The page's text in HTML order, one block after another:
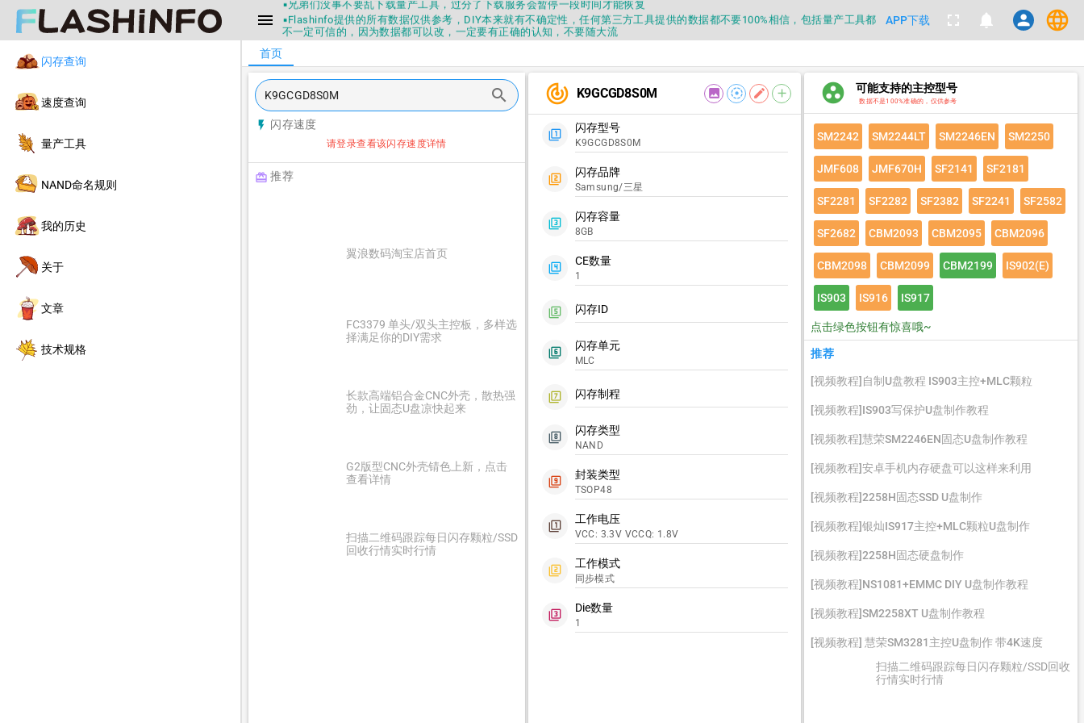
menu
▪兄弟们没事不要乱下载量产工具，过分了下载服务会暂停一段时间才能恢复
▪Flashinfo提供的所有数据仅供参考，DIY本来就有不确定性，任何第三方工具提供的数据都不要100%相信，包括量产工具都
不一定可信的，因为数据都可以改，一定要有正确的认知，不要随大流
▪兄弟们没事不要乱下载量产工具，过分了下载服务会暂停一段时间才能恢复
▪Flashinfo提供的所有数据仅供参考，DIY本来就有不确定性，任何第三方工具提供的数据都不要100%相信，包括量产工具都
不一定可信的，因为数据都可以改，一定要有正确的认知，不要随大流
▪如果发现数据有错误，或者存在误导，欢迎积极反馈，Flashinfo尽量维护最正确的指导性数据
▪Flashinfo APP更新技术规格和量产工具标签啦，使用更加丝滑，快点击下载吧
APP下载 fullscreen notifications person language
闪存查询
速度查询
量产工具
NAND命名规则
我的历史
关于
文章
技术规格
search
flash_on 闪存速度
请登录查看该闪存速度详情
redeem 推荐
翼浪数码淘宝店首页
FC3379 单头/双头主控板，多样选
择满足你的DIY需求
长款高端铝合金CNC外壳，散热强
劲，让固态U盘凉快起来
G2版型CNC外壳锖色上新，点击
查看详情
扫描二维码跟踪每日闪存颗粒/SSD
回收行情实时行情
track_changes K9GCGD8S0M image filter_tilt_shift edit add
filter_1
闪存型号
K9GCGD8S0M
filter_2
闪存品牌
Samsung/三星
filter_3
闪存容量
8GB
filter_4
CE数量
1
filter_5 闪存ID
filter_6
闪存单元
MLC
filter_7 闪存制程
filter_8
闪存类型
NAND
filter_9
封装类型
TSOP48
filter_1
工作电压
VCC: 3.3V VCCQ: 1.8V
filter_2
工作模式
同步模式
filter_3
Die数量
1
group_work 可能支持的主控型号
数据不是100%准确的，仅供参考
SM2242 SM2244LT SM2246EN SM2250
JMF608 JMF670H SF2141 SF2181
SF2281 SF2282 SF2382 SF2241 SF2582
SF2682 CBM2093 CBM2095 CBM2096
CBM2098 CBM2099 CBM2199 IS902(E)
IS903 IS916 IS917
点击绿色按钮有惊喜哦~
推荐
[视频教程]自制U盘教程 IS903主控+MLC颗粒
[视频教程]IS903写保护U盘制作教程
[视频教程]慧荣SM2246EN固态U盘制作教程
[视频教程]安卓手机内存硬盘可以这样来利用
[视频教程]2258H固态SSD U盘制作
[视频教程]银灿IS917主控+MLC颗粒U盘制作
[视频教程]2258H固态硬盘制作
[视频教程]NS1081+EMMC DIY U盘制作教程
[视频教程]SM2258XT U盘制作教程
[视频教程] 慧荣SM3281主控U盘制作 带4K速度
扫描二维码跟踪每日闪存颗粒/SSD回收
行情实时行情
首页